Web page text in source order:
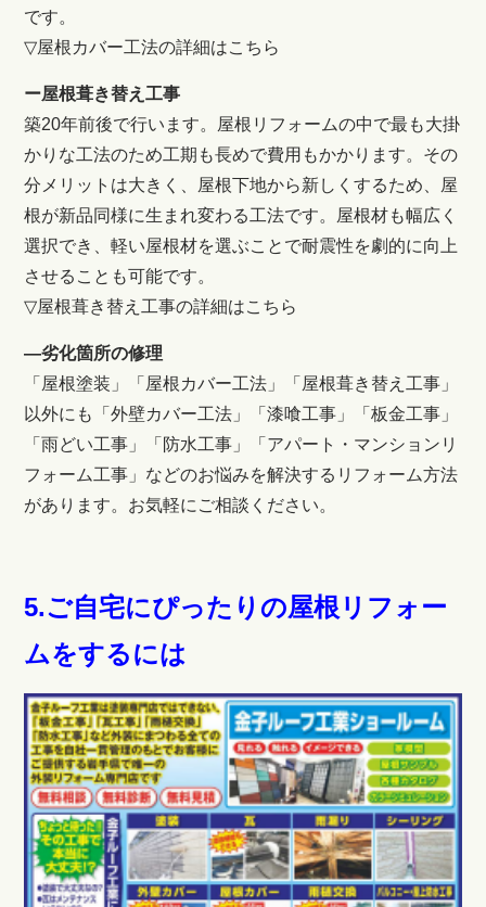
です。
▽屋根カバー工法の詳細はこちら
ー屋根葺き替え工事
築20年前後で行います。屋根リフォームの中で最も大掛
かりな工法のため工期も長めで費用もかかります。その
分メリットは大きく、屋根下地から新しくするため、屋
根が新品同様に生まれ変わる工法です。屋根材も幅広く
選択でき、軽い屋根材を選ぶことで耐震性を劇的に向上
させることも可能です。
▽屋根葺き替え工事の詳細はこちら
―劣化箇所の修理
「屋根塗装」「屋根カバー工法」「屋根葺き替え工事」
以外にも「外壁カバー工法」「漆喰工事」「板金工事」
「雨どい工事」「防水工事」「アパート・マンションリ
フォーム工事」などのお悩みを解決するリフォーム方法
があります。お気軽にご相談ください。
5.ご自宅にぴったりの屋根リフォー
ムをするには